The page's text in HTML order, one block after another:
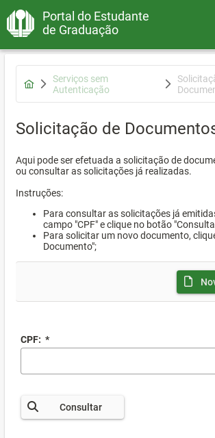
Portal do Estudante
de Graduação
Serviços sem
Autenticação
Solicitação de
Aqui pode ser efetuada a solicitação de
ou consultar as solicitações já realizadas.
Instruções:
Para consultar as solicitações já
campo "CPF" e clique no botão
Para solicitar um novo documento,
Documento";
CPF: *
Consultar